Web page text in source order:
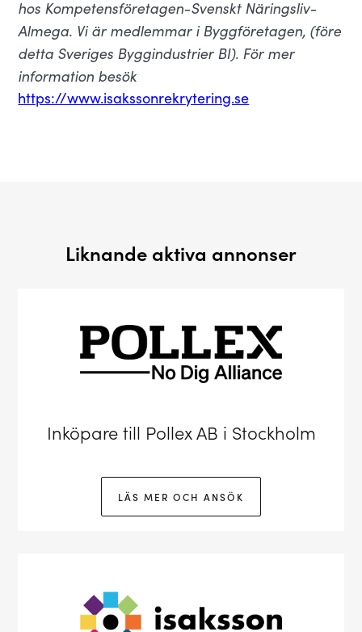
hos Kompetensföretagen-Svenskt Näringsliv-
Almega. Vi är medlemmar i Byggföretagen, (före
detta Sveriges Byggindustrier BI). För mer
information besök
https://www.isakssonrekrytering.se
Liknande aktiva annonser
Inköpare till Pollex AB i Stockholm
LÄS MER OCH ANSÖK